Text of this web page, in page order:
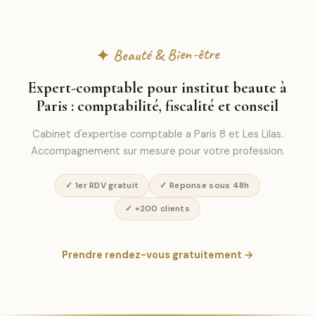
✦ Beauté & Bien-être
Expert-comptable pour institut beaute à
Paris : comptabilité, fiscalité et conseil
Cabinet d'expertise comptable a Paris 8 et Les Lilas.
Accompagnement sur mesure pour votre profession.
✓ 1er RDV gratuit ✓ Reponse sous 48h
✓ +200 clients
Prendre rendez-vous gratuitement →